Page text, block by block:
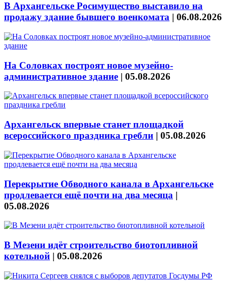
В Архангельске Росимущество выставило на
продажу здание бывшего военкомата | 06.08.2026
На Соловках построят новое музейно-
административное здание | 05.08.2026
Архангельск впервые станет площадкой
всероссийского праздника гребли | 05.08.2026
Перекрытие Обводного канала в Архангельске
продлевается ещё почти на два месяца |
05.08.2026
В Мезени идёт строительство биотопливной
котельной | 05.08.2026